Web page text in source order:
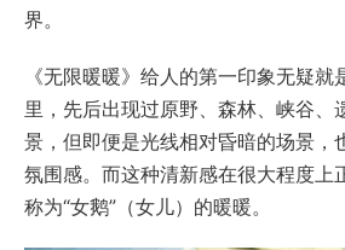
界。
《无限暖暖》给人的第一印象无疑
里，先后出现过原野、森林、峡谷、
景，但即便是光线相对昏暗的场景，
氛围感。而这种清新感在很大程度上
称为“女鹅”（女儿）的暖暖。